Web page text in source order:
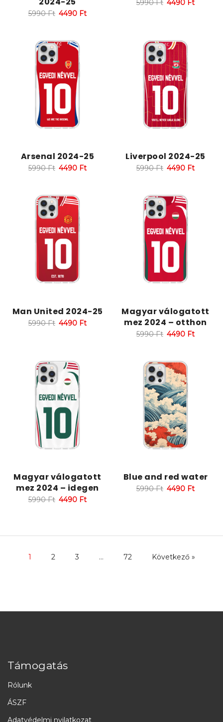
5990Ft 4490 Ft
5990Ft 4490 Ft
Arsenal 2024-25
5990Ft 4490 Ft
Liverpool 2024-25
5990Ft 4490 Ft
Man United 2024-25
5990Ft 4490 Ft
Magyar válogatott
mez 2024 – otthon
5990Ft 4490 Ft
Magyar válogatott
mez 2024 – idegen
5990Ft 4490 Ft
Blue and red water
5990Ft 4490 Ft
1 2 3 … 72 Következő »
Támogatás
Rólunk
ÁSZF
Adatvédelmi nyilatkozat